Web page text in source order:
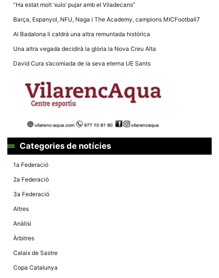
“Ha estat molt ‘xulo’ pujar amb el Viladecans”
Barça, Espanyol, NFU, Naga i The Academy, campions MICFootball7
Al Badalona li caldrà una altra remuntada històrica
Una altra vegada decidirà la glòria la Nova Creu Alta
David Cura s’acomiada de la seva eterna UE Sants
Categories de notícies
1a Federació
2a Federació
3a Federació
Altres
Anàlisi
Àrbitres
Calaix de Sastre
Copa Catalunya
Recopilem
estadístiques
anònima d'ús
per a millorar
estructura.
d'usuari
nostre lloc web